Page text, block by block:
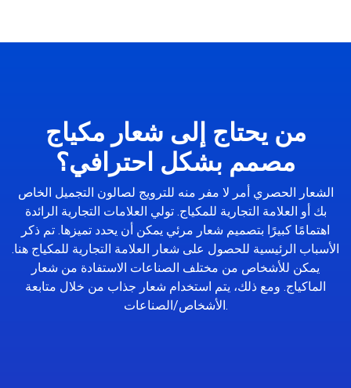
من يحتاج إلى شعار مكياج
مصمم بشكل احترافي؟
الشعار الحصري أمر لا مفر منه للترويج لصالون التجميل الخاص
بك أو العلامة التجارية للمكياج. تولي العلامات التجارية الرائدة
اهتمامًا كبيرًا بتصميم شعار مرئي يمكن أن يحدد تميزها. تم ذكر
الأسباب الرئيسية للحصول على شعار العلامة التجارية للمكياج هنا.
يمكن للأشخاص من مختلف الصناعات الاستفادة من شعار
الماكياج. ومع ذلك، يتم استخدام شعار جذاب من خلال متابعة
الأشخاص/الصناعات.